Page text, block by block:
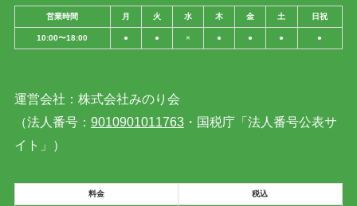
営業時間 月 火 水 木 金 土 日祝
10:00〜18:00 ● ● × ● ● ● ●
運営会社：株式会社みのり会
（法人番号： 9010901011763・国税庁「法人番号公表サ
イト」）
料金 税込